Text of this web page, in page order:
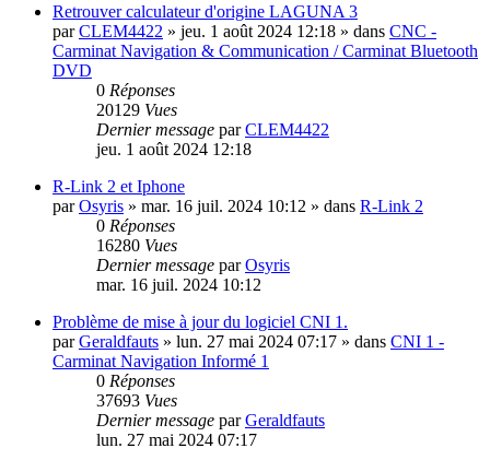
Retrouver calculateur d'origine LAGUNA 3
parCLEM4422 » jeu. 1 août 2024 12:18 » dans CNC -
Carminat Navigation & Communication / Carminat Bluetooth
DVD
0 Réponses
20129 Vues
Dernier message parCLEM4422
jeu. 1 août 2024 12:18
R-Link 2 et Iphone
parOsyris » mar. 16 juil. 2024 10:12 » dans R-Link 2
0 Réponses
16280 Vues
Dernier message parOsyris
mar. 16 juil. 2024 10:12
Problème de mise à jour du logiciel CNI 1.
parGeraldfauts » lun. 27 mai 2024 07:17 » dans CNI 1 -
Carminat Navigation Informé 1
0 Réponses
37693 Vues
Dernier message parGeraldfauts
lun. 27 mai 2024 07:17